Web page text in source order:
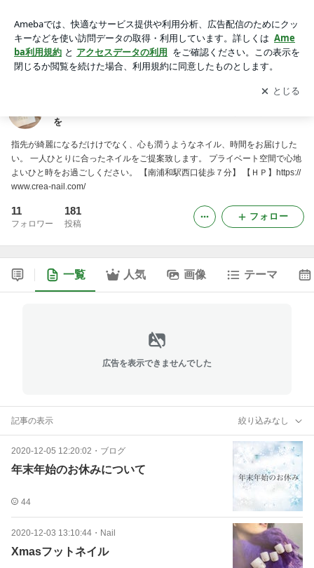
Ａ" プライベート空間でこだわりの大人ネイルを
アプリをダウンロードして ブログの更新通知
を受け取りまし
ょう。
開く
を
指先が綺麗になるだけけでなく、心も潤うようなネイル、時間をお届けした
い。 一人ひとりに合ったネイルをご提案致します。 プライベート空間で心地
よいひと時をお過ごしください。 【南浦和駅西口徒歩７分】 【ＨＰ】https://
www.crea-nail.com/
11
フォロワー
181
投稿
フォロー
一覧 人気 画像 テーマ
広告を表示できませんでした
記事の表示 絞り込みなし
2020-12-05 12:20:02 ・ ブログ
年末年始のお休みについて
44
2020-12-03 13:10:44 ・ Nail
Xmasフットネイル